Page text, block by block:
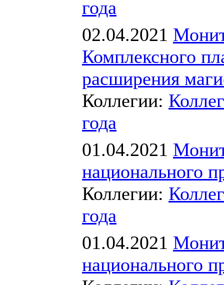
года
02.04.2021
Комплексного
расширения
Коллегии:
года
01.04.2021
национального
Коллегии:
года
01.04.2021
национального